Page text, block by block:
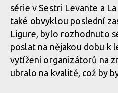
série v Sestri Levante a
také obvyklou poslední
Ligure, bylo rozhodnuto
poslat na nějakou dobu k
vytížení organizátorů na
ubralo na kvalitě, což by